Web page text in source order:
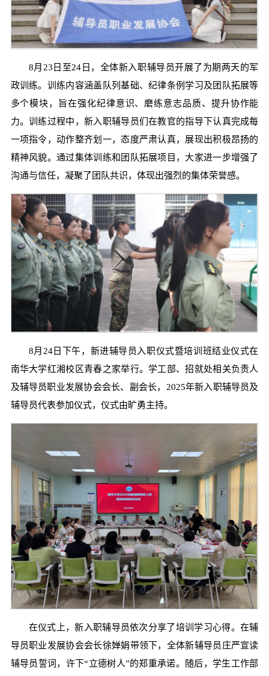
8月23日至24日，全体新入职辅导员开展了为期两天的军
政训练。训练内容涵盖队列基础、纪律条例学习及团队拓展等
多个模块，旨在强化纪律意识、磨练意志品质、提升协作能
力。训练过程中，新入职辅导员们在教官的指导下认真完成每
一项指令，动作整齐划一，态度严肃认真，展现出积极昂扬的
精神风貌。通过集体训练和团队拓展项目，大家进一步增强了
沟通与信任，凝聚了团队共识，体现出强烈的集体荣誉感。
8月24日下午，新进辅导员入职仪式暨培训班结业仪式在
南华大学红湘校区青春之家举行。学工部、招就处相关负责人
及辅导员职业发展协会会长、副会长，2025年新入职辅导员及
辅导员代表参加仪式，仪式由旷勇主持。
在仪式上，新入职辅导员依次分享了培训学习心得。在辅
导员职业发展协会会长徐婵娟带领下，全体新辅导员庄严宣读
辅导员誓词，许下“立德树人”的郑重承诺。随后，学生工作部